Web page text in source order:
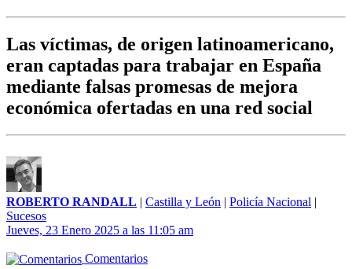
Las víctimas, de origen latinoamericano,
eran captadas para trabajar en España
mediante falsas promesas de mejora
económica ofertadas en una red social
ROBERTO RANDALL | Castilla y León | Policía Nacional |
Sucesos
Jueves, 23 Enero 2025 a las 11:05 am
Comentarios